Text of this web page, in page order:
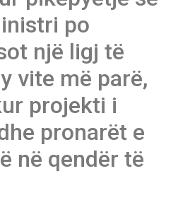
po
një ligj të
vite më parë,
projekti i
pronarët e
në qendër të